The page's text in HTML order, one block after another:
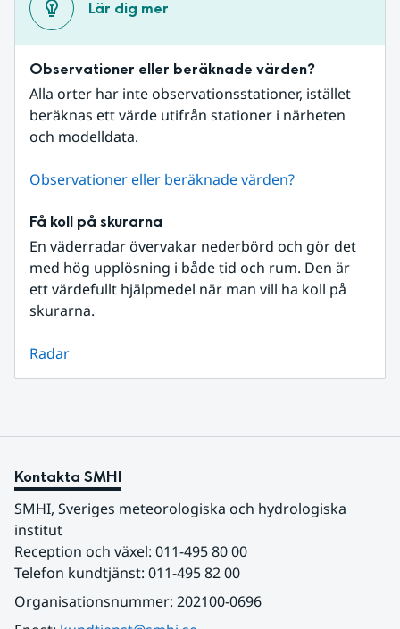
Lär dig mer
Observationer eller beräknade värden?
Alla orter har inte observationsstationer, istället
beräknas ett värde utifrån stationer i närheten
och modelldata.
Observationer eller beräknade värden?
Få koll på skurarna
En väderradar övervakar nederbörd och gör det
med hög upplösning i både tid och rum. Den är
ett värdefullt hjälpmedel när man vill ha koll på
skurarna.
Radar
Kontakta SMHI
SMHI, Sveriges meteorologiska och hydrologiska
institut
Reception och växel: 011-495 80 00
Telefon kundtjänst: 011-495 82 00
Organisationsnummer: 202100-0696